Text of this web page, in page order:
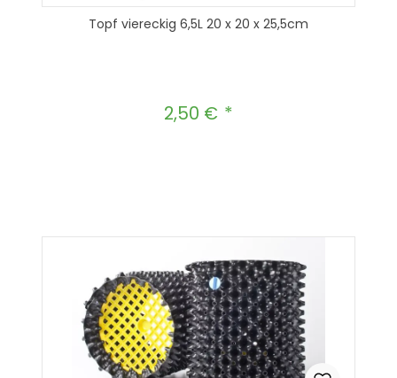
Topf viereckig 6,5L 20 x 20 x 25,5cm
Regulärer Preis:
2,50 €